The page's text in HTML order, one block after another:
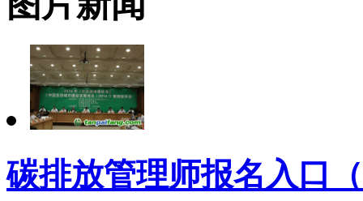
碳排放管理师报名入口